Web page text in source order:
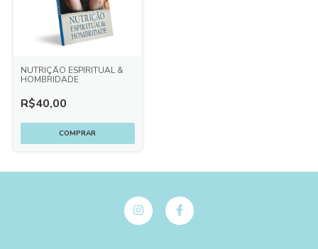
NUTRIÇÃO ESPIRITUAL &
HOMBRIDADE
R$40,00